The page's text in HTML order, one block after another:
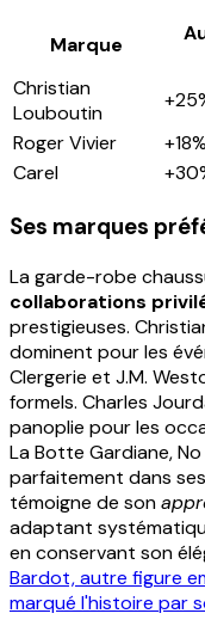
Marque
Christian
Louboutin
Roger Vivier
+18%
Carel
Ses marques
La garde-robe
collaborations
prestigieuses.
dominent pour les
Clergerie et J.M.
formels. Charles
panoplie pour les
La Botte Gardiane,
parfaitement dans
témoigne de son
adaptant
en conservant son
Bardot, autre figure
marqué l'histoire par